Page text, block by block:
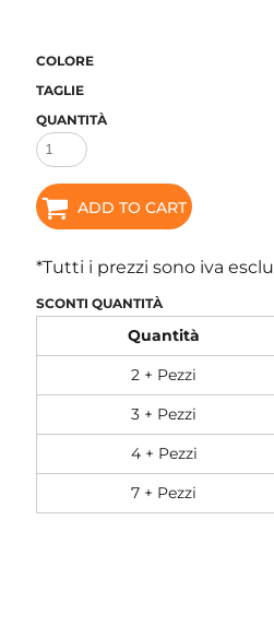
COLORE
TAGLIE
QUANTITÀ
ADD TO CART
*Tutti i prezzi sono iva
SCONTI QUANTITÀ
Quantità
2 + Pezzi
3 + Pezzi
4 + Pezzi
7 + Pezzi